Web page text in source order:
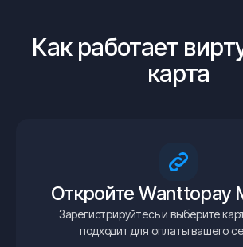
Как работает
карта
Откройте Wanttopay
Зарегистрируйтесь и выберите
подходит для оплаты вашего